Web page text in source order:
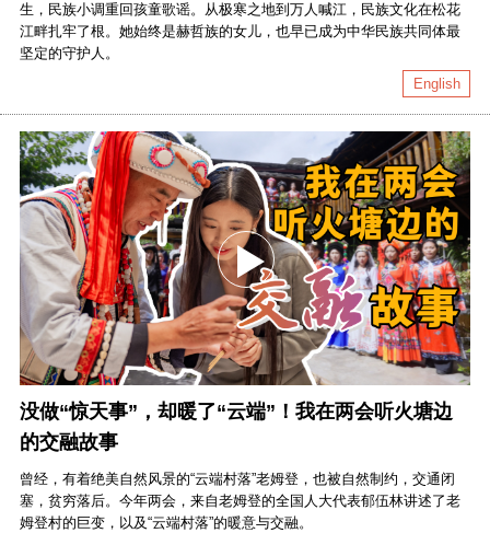
生，民族小调重回孩童歌谣。从极寒之地到万人喊江，民族文化在松花
江畔扎牢了根。她始终是赫哲族的女儿，也早已成为中华民族共同体最
坚定的守护人。
English
没做“惊天事”，却暖了“云端”！我在两会听火塘边
的交融故事
曾经，有着绝美自然风景的“云端村落”老姆登，也被自然制约，交通闭
塞，贫穷落后。今年两会，来自老姆登的全国人大代表郁伍林讲述了老
姆登村的巨变，以及“云端村落”的暖意与交融。